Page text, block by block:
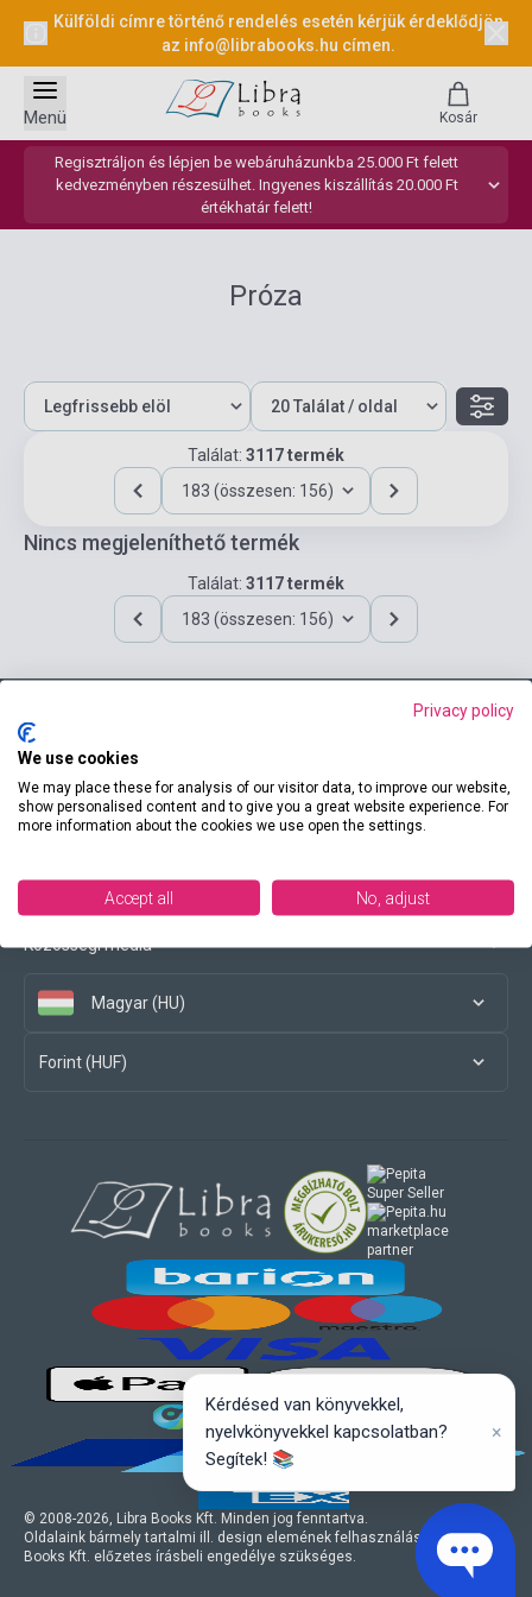
Külföldi címre történő rendelés esetén kérjük érdeklődjön
az info@librabooks.hu címen.
Regisztráljon és lépjen be webáruházunkba 25.000 Ft felett
kedvezményben részesülhet. Ingyenes kiszállítás 20.000 Ft
értékhatár felett!
Menü Kosár
Próza
Találat: 3117 termék
183 (összesen: 156)
Nincs megjeleníthető termék
Találat: 3117 termék
183 (összesen: 156)
Elérhetőségeink
Közösségi média
Magyar (HU)
Forint (HUF)
© 2008-2026, Libra Books Kft. Minden jog fenntartva.
Oldalaink bármely tartalmi ill. design elemének felhasználásához a Libra
Books Kft. előzetes írásbeli engedélye szükséges.
marketplace
partner
Privacy policy
We use cookies
We may place these for analysis of our visitor data, to improve our website,
show personalised content and to give you a great website experience. For
more information about the cookies we use open the settings.
Accept all No, adjust
Kérdésed van könyvekkel,
nyelvkönyvekkel kapcsolatban?
Segítek! 📚
×